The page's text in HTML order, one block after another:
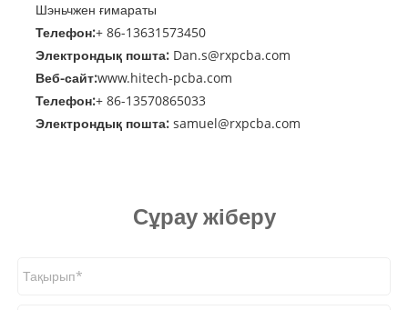
Шэньчжен ғимараты
Телефон:+ 86-13631573450
Электрондық пошта: Dan.s@rxpcba.com
Веб-сайт:www.hitech-pcba.com
Телефон:+ 86-13570865033
Электрондық пошта: samuel@rxpcba.com
Сұрау жіберу